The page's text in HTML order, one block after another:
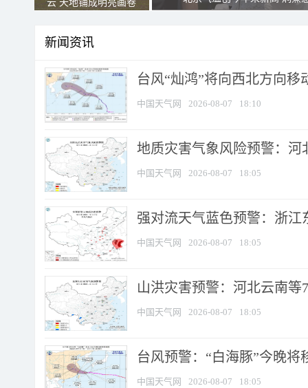
云 天地铺成明亮画卷
新闻资讯
台风“灿鸿”将向西北方向移
中国天气网 2026-08-07 18:10
地质灾害气象风险预警：河
中国天气网 2026-08-07 18:05
强对流天气蓝色预警：浙江
中国天气网 2026-08-07 18:05
山洪灾害预警：河北云南
中国天气网 2026-08-07 18:05
台风预警：“白海豚”今晚将
中国天气网 2026-08-07 18:05